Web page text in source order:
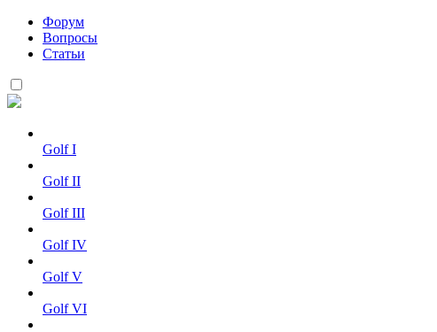
Форум
Вопросы
Статьи
Golf I
Golf II
Golf III
Golf IV
Golf V
Golf VI